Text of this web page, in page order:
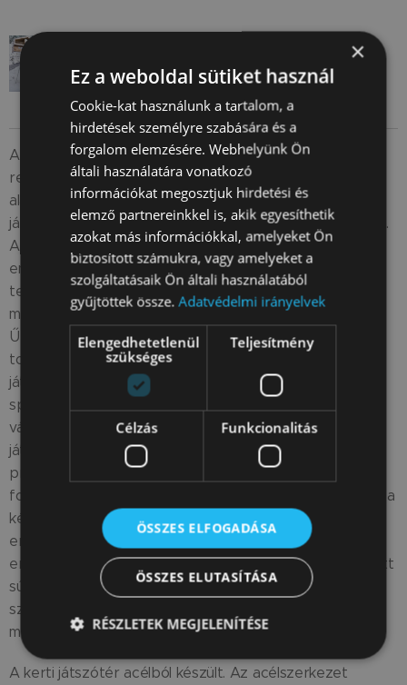
Az Űrállomás kerti játszótere minden gyermek számára
remek készlet! A tornalétra, mászóháló, teleszkópos
alagút és egyéb kiegészítők kombinációja szokatlan
játékhellyé teszi ezt a játszóteret a gyermekek számára.
A mászóka tökéletes hely a gyermek fel nem használt
energiájának felszabadítására – minden lehetséges
tevékenységet lehetővé tesz, mint például a húzás,
mászás, lengés, ugrás vagy labda dobása a kosárba. Az
Űrállomás kerti játszótere a gyermekek számára
tornagyűrűkkel és kötéllel van felszerelve. A kerti
játszótér fémszerkezete lehetővé teszi további
sportkiegészítők felszerelését, amelyek gazdagítják és
változatossá teszik a szórakozást, és lehetővé teszik a
játszótér hozzáigazítását a gyermek életkorához és
preferenciáihoz. A szabadtéri tevékenység nagyon
fontos minden gyermek általános fejlődéséhez, emellett a
készlet lehetővé teszi a mozgáskoordináció, a kézizom-
erő fejlesztését és a gyermek általános fizikai
erőnlétének fejlesztését. A bordásfal tetejére helyezett
súlyzó remek edzőeszköz tinédzserek és felnőttek
számára, akik rendszeres testedzéssel jó példát
mutathatnak a gyerekeknek.
A kerti játszótér acélból készült. Az acélszerkezet
×
Ez a weboldal sütiket használ
Cookie-kat használunk a tartalom, a
hirdetések személyre szabására és a
forgalom elemzésére. Webhelyünk Ön
általi használatára vonatkozó
információkat megosztjuk hirdetési és
elemző partnereinkkel is, akik egyesíthetik
azokat más információkkal, amelyeket Ön
biztosított számukra, vagy amelyeket a
szolgáltatásaik Ön általi használatából
gyűjtöttek össze.Adatvédelmi irányelvek
Elengedhetetlenül
szükséges
Teljesítmény
Célzás Funkcionalitás
ÖSSZES ELFOGADÁSA
ÖSSZES ELUTASÍTÁSA
RÉSZLETEK MEGJELENÍTÉSE